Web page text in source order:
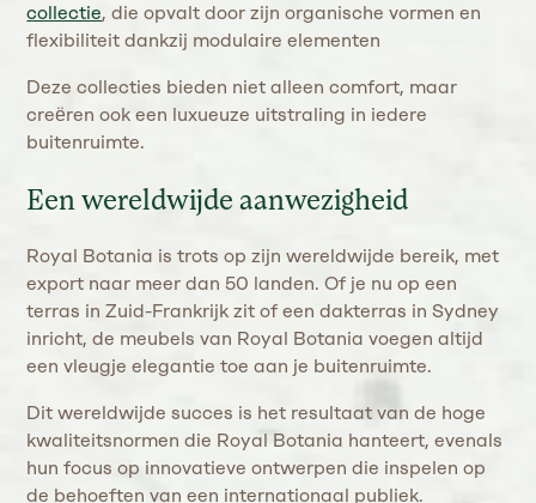
collectie, die opvalt door zijn organische vormen en
flexibiliteit dankzij modulaire elementen​
Deze collecties bieden niet alleen comfort, maar
creëren ook een luxueuze uitstraling in iedere
buitenruimte.
Een wereldwijde aanwezigheid
Royal Botania is trots op zijn wereldwijde bereik, met
export naar meer dan 50 landen. Of je nu op een
terras in Zuid-Frankrijk zit of een dakterras in Sydney
inricht, de meubels van Royal Botania voegen altijd
een vleugje elegantie toe aan je buitenruimte​.
Dit wereldwijde succes is het resultaat van de hoge
kwaliteitsnormen die Royal Botania hanteert, evenals
hun focus op innovatieve ontwerpen die inspelen op
de behoeften van een internationaal publiek.